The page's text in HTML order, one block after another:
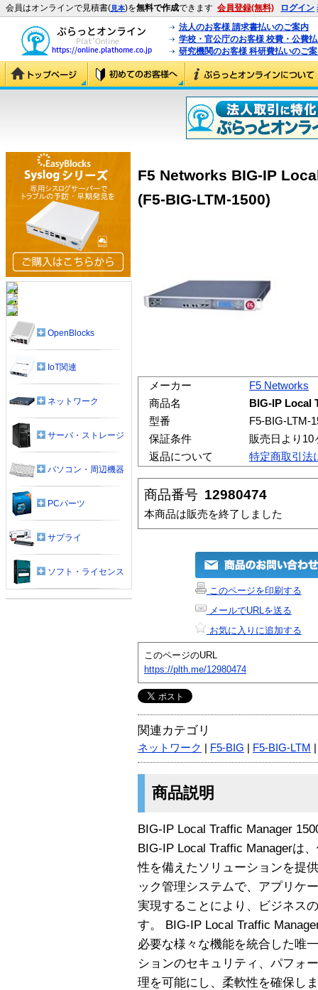
会員はオンラインで見積書(見本)を無料で作成できます 会員登録(無料) ログイン
法人のお客様 請求書払いのご案内
学校・官公庁のお客様 校費・公費
研究機関のお客様 科研費払いのご
F5 Networks BIG-IP
(F5-BIG-LTM-1500)
メーカー
F5 Networks
商品名
BIG-IP Local
型番
F5-BIG-LTM-
保証条件
販売日より10
返品について
特定商取引法
商品番号 12980474
本商品は販売を終了しました
このページを印刷する
メールでURLを送る
お気に入りに追加する
このページのURL
https://plth.me/12980474
関連カテゴリ
ネットワーク F5-BIG F5-BIG-LTM
商品説明
BIG-IP Local Traffic Manager
BIG-IP Local Traffic Managerは
性を備えたソリューションを提
ック管理システムで、アプリケ
実現することにより、ビジネス
す。 BIG-IP Local Traffic
必要な様々な機能を統合した唯
ションのセキュリティ、パフォ
理を可能にし、柔軟性を確保し
OpenBlocks
IoT関連
ネットワーク
サーバ・ストレージ
パソコン・周辺機器
PCパーツ
サプライ
ソフト・ライセンス